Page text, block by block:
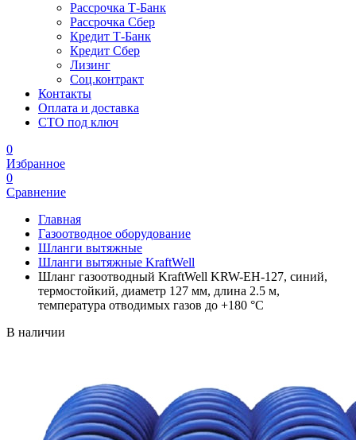
Рассрочка Т-Банк
Рассрочка Сбер
Кредит Т-Банк
Кредит Сбер
Лизинг
Соц.контракт
Контакты
Оплата и доставка
СТО под ключ
0
Избранное
0
Сравнение
Главная
Газоотводное оборудование
Шланги вытяжные
Шланги вытяжные KraftWell
Шланг газоотводный KraftWell KRW-EH-127, синий,
термостойкий, диаметр 127 мм, длина 2.5 м,
температура отводимых газов до +180 °С
В наличии